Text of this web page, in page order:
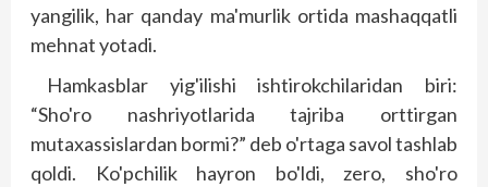
yangilik, har qanday ma'murlik ortida mashaqqatli
mehnat yotadi.
Hamkasblar yig'ilishi ishtirokchilaridan biri:
“Sho'ro nashriyotlarida tajriba orttirgan
mutaxassislardan bormi?” deb o'rtaga savol tashlab
qoldi. Ko'pchilik hayron bo'ldi, zero, sho'ro